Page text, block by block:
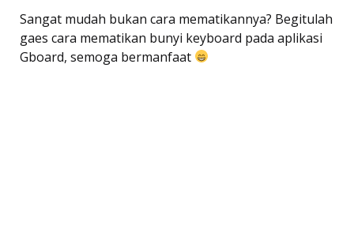
Sangat mudah bukan cara mematikannya? Begitulah
gaes cara mematikan bunyi keyboard pada aplikasi
Gboard, semoga bermanfaat